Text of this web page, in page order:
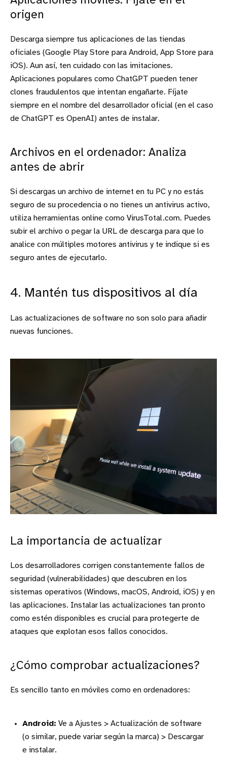
origen
Descarga siempre tus aplicaciones de las tiendas
oficiales (Google Play Store para Android, App Store para
iOS). Aun así, ten cuidado con las imitaciones.
Aplicaciones populares como ChatGPT pueden tener
clones fraudulentos que intentan engañarte. Fíjate
siempre en el nombre del desarrollador oficial (en el caso
de ChatGPT es OpenAI) antes de instalar.
Archivos en el ordenador: Analiza
antes de abrir
Si descargas un archivo de internet en tu PC y no estás
seguro de su procedencia o no tienes un antivirus activo,
utiliza herramientas online como VirusTotal.com. Puedes
subir el archivo o pegar la URL de descarga para que lo
analice con múltiples motores antivirus y te indique si es
seguro antes de ejecutarlo.
4. Mantén tus dispositivos al día
Las actualizaciones de software no son solo para añadir
nuevas funciones.
La importancia de actualizar
Los desarrolladores corrigen constantemente fallos de
seguridad (vulnerabilidades) que descubren en los
sistemas operativos (Windows, macOS, Android, iOS) y en
las aplicaciones. Instalar las actualizaciones tan pronto
como estén disponibles es crucial para protegerte de
ataques que explotan esos fallos conocidos.
¿Cómo comprobar actualizaciones?
Es sencillo tanto en móviles como en ordenadores:
Android: Ve a Ajustes > Actualización de software
(o similar, puede variar según la marca) > Descargar
e instalar.